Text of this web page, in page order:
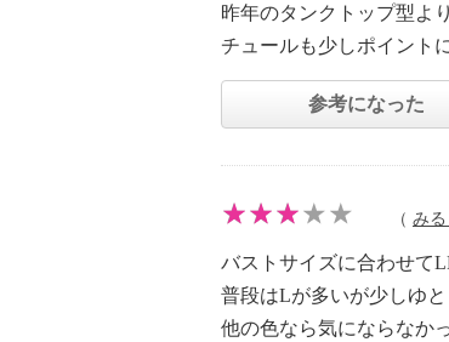
昨年のタンクトップ型よ
チュールも少しポイント
参考になった
（ み
バストサイズに合わせて
普段はLが多いが少しゆ
他の色なら気にならなか